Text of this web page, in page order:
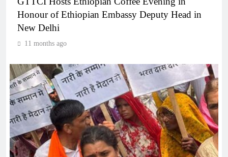
Honour of Ethiopian Embassy Deputy Head in
New Delhi
11 months ago